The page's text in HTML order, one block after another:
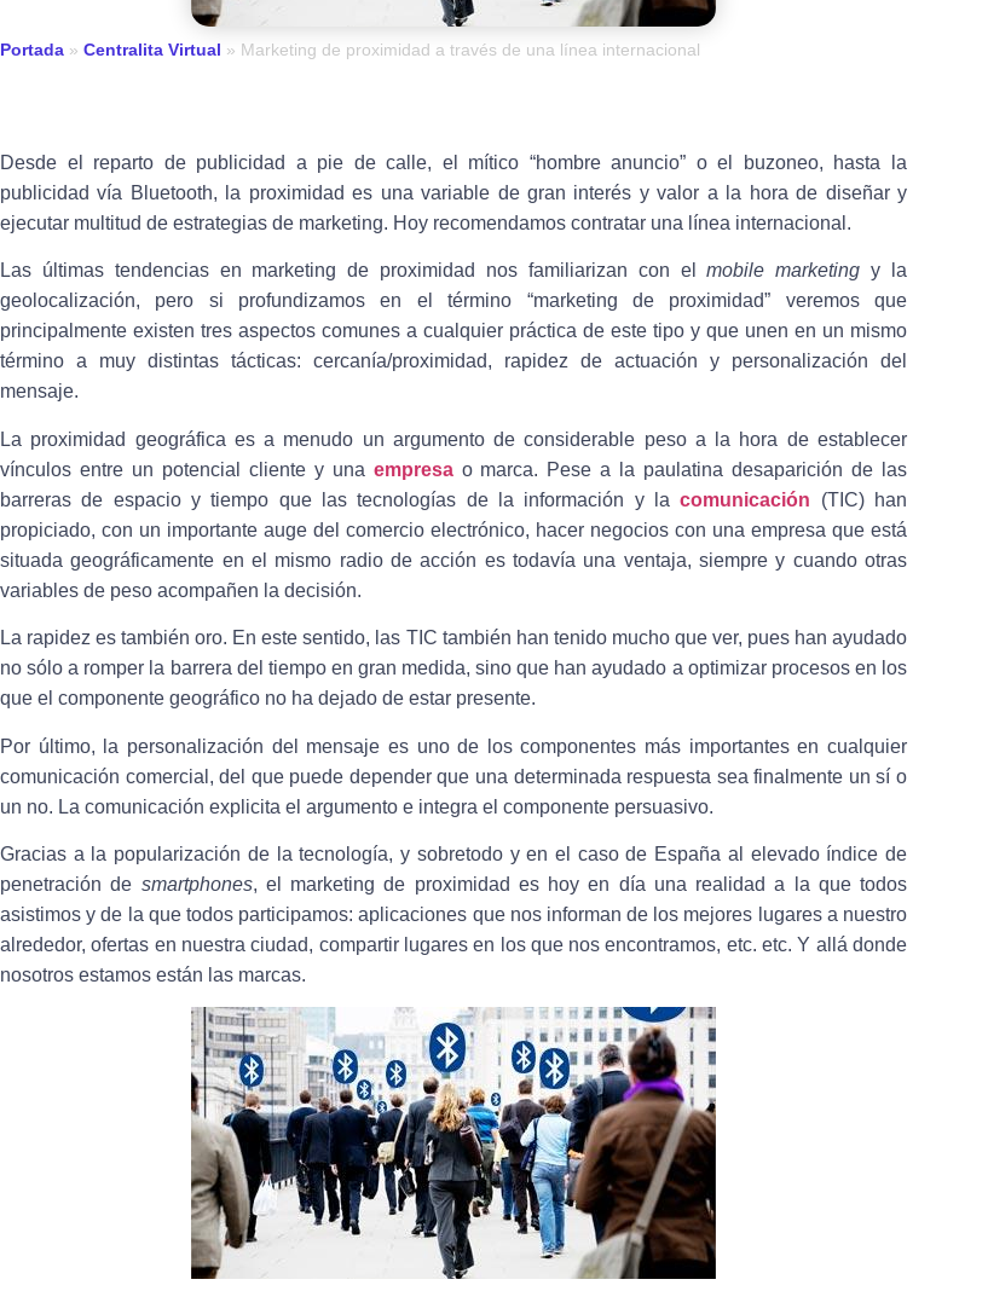
Portada » Centralita Virtual » Marketing de proximidad a través de una línea internacional
Desde el reparto de publicidad a pie de calle, el mítico “hombre anuncio” o el buzoneo, hasta la
publicidad vía Bluetooth, la proximidad es una variable de gran interés y valor a la hora de diseñar y
ejecutar multitud de estrategias de marketing. Hoy recomendamos contratar una línea internacional.
Las últimas tendencias en marketing de proximidad nos familiarizan con elmobile marketing y la
geolocalización, pero si profundizamos en el término “marketing de proximidad” veremos que
principalmente existen tres aspectos comunes a cualquier práctica de este tipo y que unen en un mismo
término a muy distintas tácticas: cercanía/proximidad, rapidez de actuación y personalización del
mensaje.
La proximidad geográfica es a menudo un argumento de considerable peso a la hora de establecer
vínculos entre un potencial cliente y una empresao marca. Pese a la paulatina desaparición de las
barreras de espacio y tiempo que las tecnologías de la información y lacomunicación (TIC) han
propiciado, con un importante auge del comercio electrónico, hacer negocios con una empresa que está
situada geográficamente en el mismo radio de acción es todavía una ventaja, siempre y cuando otras
variables de peso acompañen la decisión.
La rapidez es también oro. En este sentido, las TIC también han tenido mucho que ver, pues han ayudado
no sólo a romper la barrera del tiempo en gran medida, sino que han ayudado a optimizar procesos en los
que el componente geográfico no ha dejado de estar presente.
Por último, la personalización del mensaje es uno de los componentes más importantes en cualquier
comunicación comercial, del que puede depender que una determinada respuesta sea finalmente un sí o
un no. La comunicación explicita el argumento e integra el componente persuasivo.
Gracias a la popularización de la tecnología, y sobretodo y en el caso de España al elevado índice de
penetración de smartphones, el marketing de proximidad es hoy en día una realidad a la que todos
asistimos y de la que todos participamos: aplicaciones que nos informan de los mejores lugares a nuestro
alrededor, ofertas en nuestra ciudad, compartir lugares en los que nos encontramos, etc. etc. Y allá donde
nosotros estamos están las marcas.